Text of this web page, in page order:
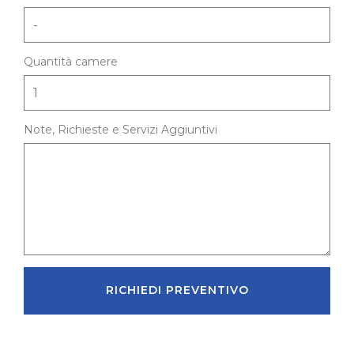
Quantità camere
Note, Richieste e Servizi Aggiuntivi
RICHIEDI PREVENTIVO